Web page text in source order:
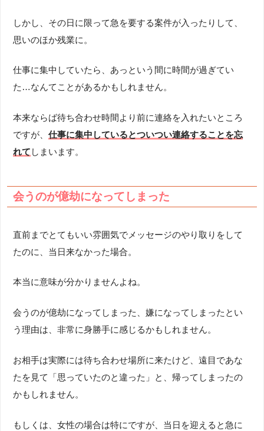
しかし、その日に限って急を要する案件が入ったりして、
思いのほか残業に。
仕事に集中していたら、あっという間に時間が過ぎてい
た…なんてことがあるかもしれません。
本来ならば待ち合わせ時間より前に連絡を入れたいところ
ですが、仕事に集中しているとついつい連絡することを忘
れて しまいます。
会うのが億劫になってしまった
直前までとてもいい雰囲気でメッセージのやり取りをして
たのに、当日来なかった場合。
本当に意味が分かりませんよね。
会うのが億劫になってしまった、嫌になってしまったとい
う理由は、非常に身勝手に感じるかもしれません。
お相手は実際には待ち合わせ場所に来たけど、遠目であな
たを見て「思っていたのと違った」と、帰ってしまったの
かもしれません。
もしくは、女性の場合は特にですが、当日を迎えると急に